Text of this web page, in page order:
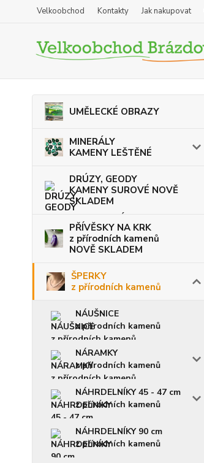
Velkoobchod Kontakty Jak nakupovat
UMĚLECKÉ OBRAZY
MINERÁLY
KAMENY LEŠTĚNÉ
DRÚZY, GEODY
KAMENY SUROVÉ NOVĚ
SKLADEM
PŘÍVĚSKY NA KRK
z přírodních kamenů
NOVĚ SKLADEM
ŠPERKY
z přírodních kamenů
NÁUŠNICE
z přírodních kamenů
NÁRAMKY
z přírodních kamenů
NÁHRDELNÍKY 45 - 47 cm
z přírodních kamenů
NÁHRDELNÍKY 90 cm
z přírodních kamenů